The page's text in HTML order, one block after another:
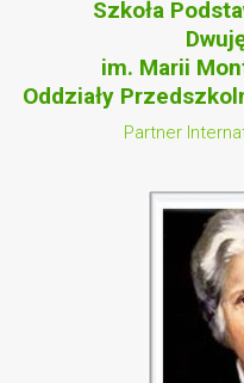
Szkoła
im. Marii
Oddziały
Partner